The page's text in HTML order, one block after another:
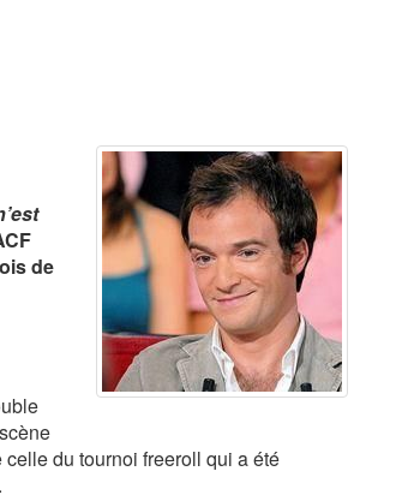
de
du tournoi freeroll qui a été